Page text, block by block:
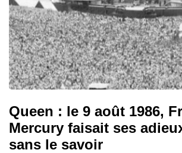
Queen : le 9 août 1986,
Mercury faisait ses
sans le savoir